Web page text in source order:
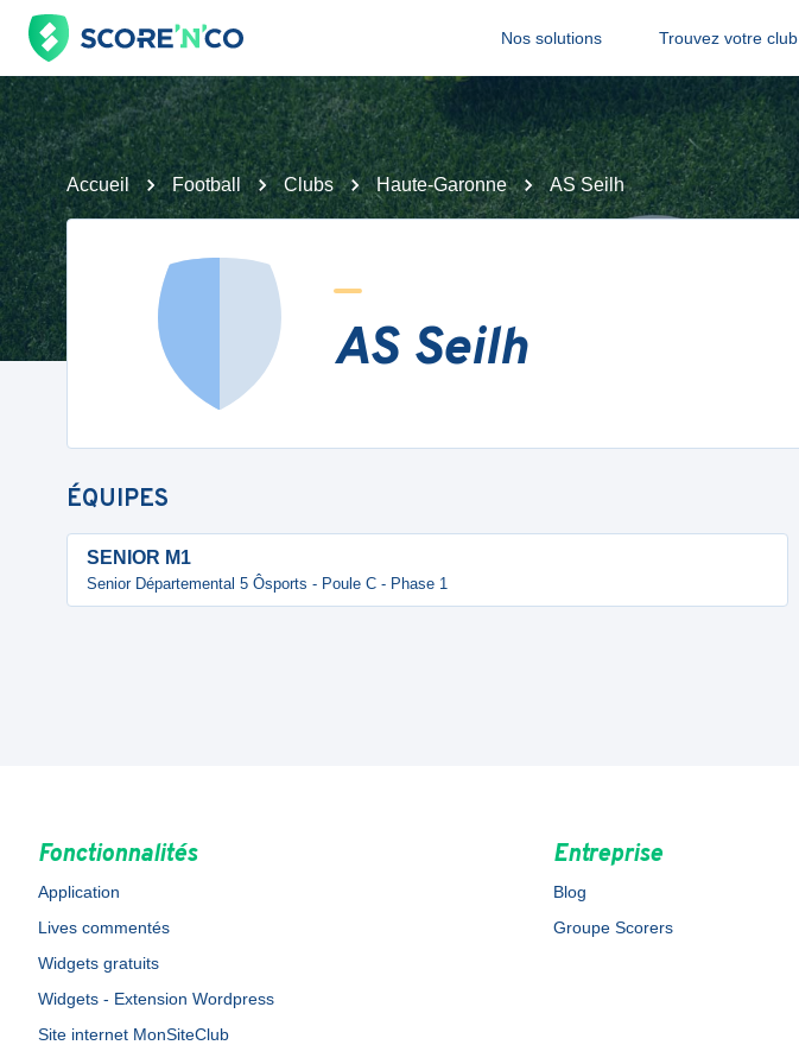
Nos solutions Trouvez votre club
Accueil Football Clubs Haute-Garonne AS Seilh
AS Seilh
ÉQUIPES
SENIOR M1
Senior Départemental 5 Ôsports - Poule C - Phase 1
Fonctionnalités
Application
Lives commentés
Widgets gratuits
Widgets - Extension Wordpress
Site internet MonSiteClub
Entreprise
Blog
Groupe Scorers